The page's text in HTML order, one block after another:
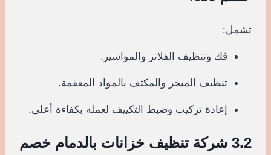
تشمل:
فك وتنظيف الفلاتر والمواسير.
تنظيف المبخر والمكثف بالمواد المعقمة.
إعادة تركيب وضبط التكييف لعمله بكفاءة أعلى.
3.2 شركة تنظيف خزانات بالدمام خصم